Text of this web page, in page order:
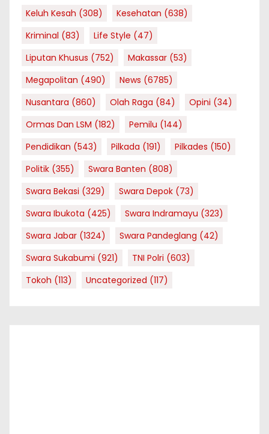
Keluh Kesah (308) Kesehatan (638)
Kriminal (83) Life Style (47)
Liputan Khusus (752) Makassar (53)
Megapolitan (490) News (6785)
Nusantara (860) Olah Raga (84) Opini (34)
Ormas Dan LSM (182) Pemilu (144)
Pendidikan (543) Pilkada (191) Pilkades (150)
Politik (355) Swara Banten (808)
Swara Bekasi (329) Swara Depok (73)
Swara Ibukota (425) Swara Indramayu (323)
Swara Jabar (1324) Swara Pandeglang (42)
Swara Sukabumi (921) TNI Polri (603)
Tokoh (113) Uncategorized (117)